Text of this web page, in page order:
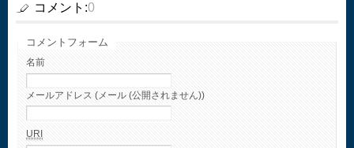
コメント:0
コメントフォーム
名前
メールアドレス (メール (公開されません))
URI